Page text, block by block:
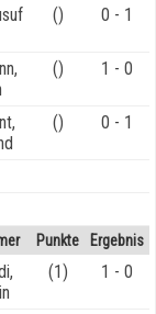
() 0 - 1
() 1 - 0
() 0 - 1
Punkte Ergebnis
(1) 1 - 0